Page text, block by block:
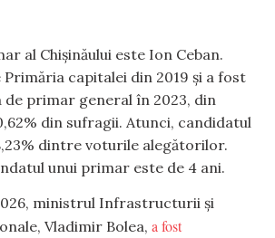
al Chișinăului este Ion Ceban.
Primăria capitalei din 2019 și a fost
de primar general în 2023, din
din sufragii. Atunci, candidatul
dintre voturile alegătorilor.
unui primar este de 4 ani.
ministrul Infrastructurii și
Vladimir Bolea, a fost